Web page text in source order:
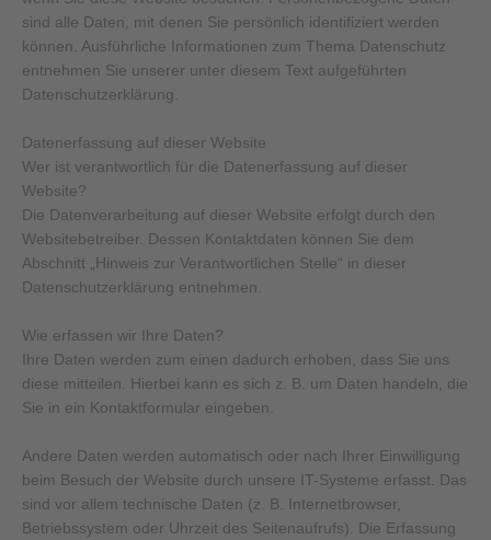
sind alle Daten, mit denen Sie persönlich identifiziert werden
können. Ausführliche Informationen zum Thema Datenschutz
entnehmen Sie unserer unter diesem Text aufgeführten
Datenschutzerklärung.
Datenerfassung auf dieser Website
Wer ist verantwortlich für die Datenerfassung auf dieser
Website?
Die Datenverarbeitung auf dieser Website erfolgt durch den
Websitebetreiber. Dessen Kontaktdaten können Sie dem
Abschnitt „Hinweis zur Verantwortlichen Stelle“ in dieser
Datenschutzerklärung entnehmen.
Wie erfassen wir Ihre Daten?
Ihre Daten werden zum einen dadurch erhoben, dass Sie uns
diese mitteilen. Hierbei kann es sich z. B. um Daten handeln, die
Sie in ein Kontaktformular eingeben.
Andere Daten werden automatisch oder nach Ihrer Einwilligung
beim Besuch der Website durch unsere IT-Systeme erfasst. Das
sind vor allem technische Daten (z. B. Internetbrowser,
Betriebssystem oder Uhrzeit des Seitenaufrufs). Die Erfassung